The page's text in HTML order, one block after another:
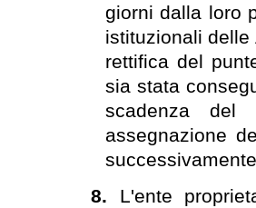
giorni dalla loro
istituzionali
rettifica del
sia stata
scadenza del
assegnazione
8. L'ente